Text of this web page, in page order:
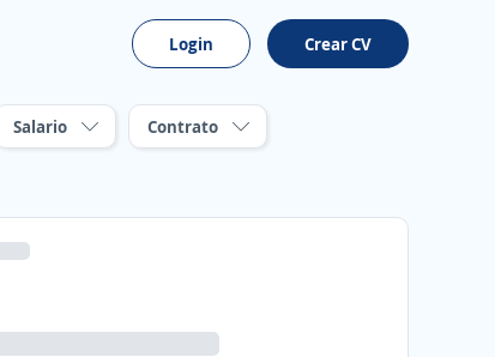
Login Crear CV
Salario Contrato